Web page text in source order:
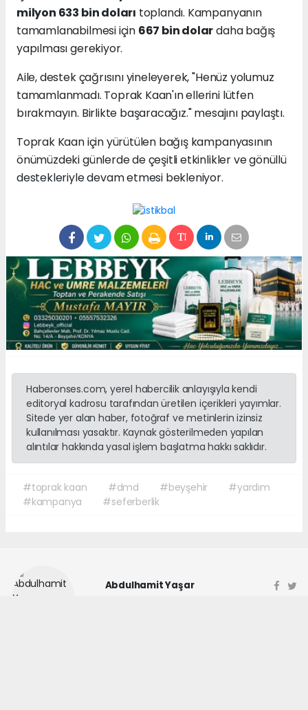
milyon 633 bin doları toplandı. Kampanyanın
tamamlanabilmesi için 667 bin dolardaha bağış
yapılması gerekiyor.
Aile, destek çağrısını yineleyerek, "Henüz yolumuz
tamamlanmadı. Toprak Kaan'ın ellerini lütfen
bırakmayın. Birlikte başaracağız." mesajını paylaştı.
Toprak Kaan için yürütülen bağış kampanyasının
önümüzdeki günlerde de çeşitli etkinlikler ve gönüllü
destekleriyle devam etmesi bekleniyor.
Haberonses.com, yerel habercilik anlayışıyla kendi
editoryal kadrosu tarafından üretilen içerikleri yayımlar.
Sitede yer alan haber, fotoğraf ve metinlerin izinsiz
kullanılması yasaktır. Kaynak gösterilmeden yapılan
alıntılar hakkında yasal işlem başlatma hakkı saklıdır.
#toprak kaan #dmd #beyşehir
#yardım
#kampanya
#seferberlik
Abdulhamit Yaşar